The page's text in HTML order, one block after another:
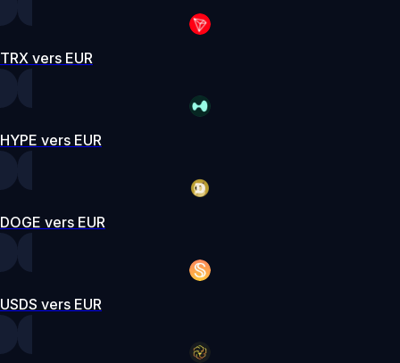
TRX vers EUR
HYPE vers EUR
DOGE vers EUR
USDS vers EUR